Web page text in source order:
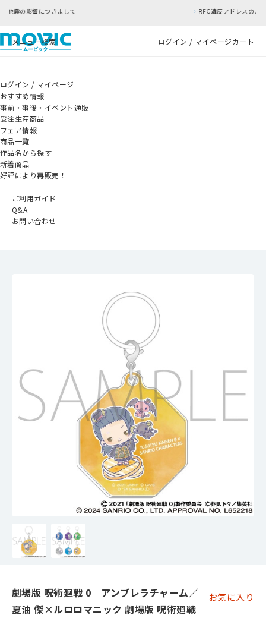
RFC違反アドレスのご利用について
メニュー検索 ログイン / マイページカート
ログイン / マイページ
おすすめ情報
事前・事後・イベント通販
受注生産商品
フェア情報
商品一覧
作品名から探す
新着商品
好評により再販売！
ご利用ガイド
Q&A
お問い合わせ
劇場版 呪術廻戦 0 アンブレラチャーム／
夏油 傑×ルロロマニック 劇場版 呪術廻戦
お気に入り